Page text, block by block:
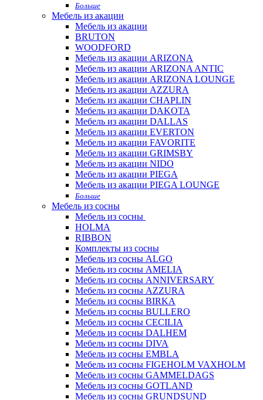
Больше
Мебель из акации
Мебель из акации
BRUTON
WOODFORD
Мебель из акации ARIZONA
Мебель из акации ARIZONA ANTIC
Мебель из акации ARIZONA LOUNGE
Мебель из акации AZZURA
Мебель из акации CHAPLIN
Мебель из акации DAKOTA
Мебель из акации DALLAS
Мебель из акации EVERTON
Мебель из акации FAVORITE
Мебель из акации GRIMSBY
Мебель из акации NIDO
Мебель из акации PIEGA
Мебель из акации PIEGA LOUNGE
Больше
Мебель из сосны
Мебель из сосны
HOLMA
RIBBON
Комплекты из сосны
Мебель из сосны ALGO
Мебель из сосны AMELIA
Мебель из сосны ANNIVERSARY
Мебель из сосны AZZURA
Мебель из сосны BIRKA
Мебель из сосны BULLERO
Мебель из сосны CECILIA
Мебель из сосны DALHEM
Мебель из сосны DIVA
Мебель из сосны EMBLA
Мебель из сосны FIGEHOLM VAXHOLM
Мебель из сосны GAMMELDAGS
Мебель из сосны GOTLAND
Мебель из сосны GRUNDSUND